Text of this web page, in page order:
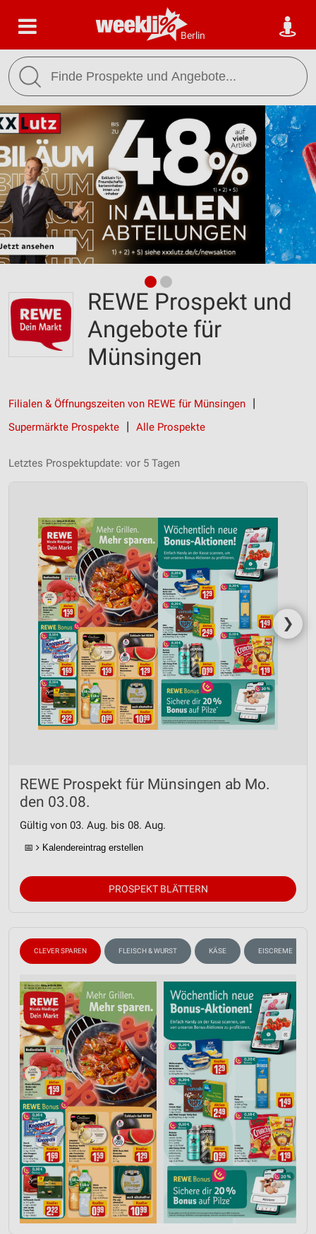
Berlin
REWE Prospekt und
Angebote für
Münsingen
Filialen & Öffnungszeiten von REWE für Münsingen
Supermärkte Prospekte
Alle Prospekte
Letztes Prospektupdate: vor 5 Tagen
❯
REWE Prospekt für Münsingen ab Mo.
den 03.08.
Gültig von 03. Aug. bis 08. Aug.
📅 Kalendereintrag erstellen
PROSPEKT BLÄTTERN
CLEVER SPAREN FLEISCH & WURST KÄSE EISCREME